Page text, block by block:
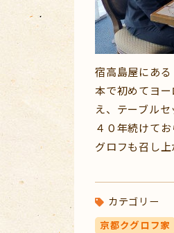
宿高島屋にあ
本で初めてヨ
え、テーブル
４０年続けて
グロフも召し
カテゴリー
京都クグロフ家